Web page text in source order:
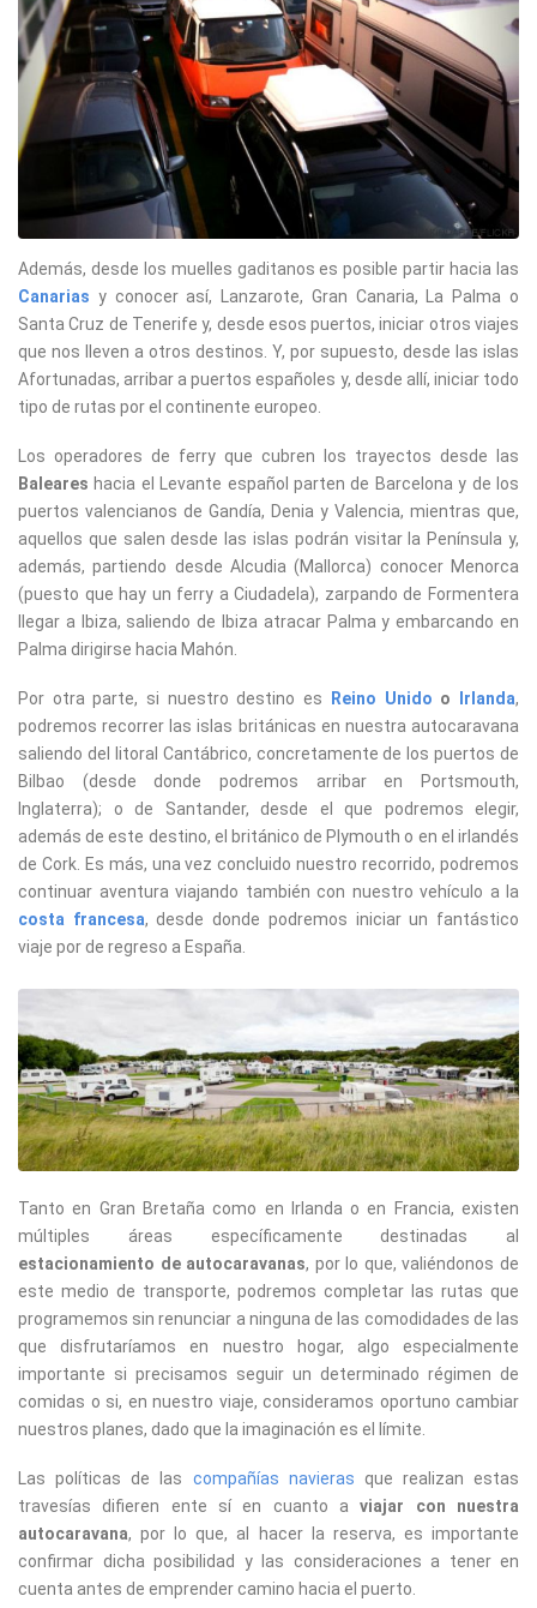
Además, desde los muelles gaditanos es posible partir hacia las
Canarias y conocer así, Lanzarote, Gran Canaria, La Palma o
Santa Cruz de Tenerife y, desde esos puertos, iniciar otros viajes
que nos lleven a otros destinos. Y, por supuesto, desde las islas
Afortunadas, arribar a puertos españoles y, desde allí, iniciar todo
tipo de rutas por el continente europeo.
Los operadores de ferry que cubren los trayectos desde las
Baleares hacia el Levante español parten de Barcelona y de los
puertos valencianos de Gandía, Denia y Valencia, mientras que,
aquellos que salen desde las islas podrán visitar la Península y,
además, partiendo desde Alcudia (Mallorca) conocer Menorca
(puesto que hay un ferry a Ciudadela), zarpando de Formentera
llegar a Ibiza, saliendo de Ibiza atracar Palma y embarcando en
Palma dirigirse hacia Mahón.
Por otra parte, si nuestro destino es Reino Unido o Irlanda,
podremos recorrer las islas británicas en nuestra autocaravana
saliendo del litoral Cantábrico, concretamente de los puertos de
Bilbao (desde donde podremos arribar en Portsmouth,
Inglaterra); o de Santander, desde el que podremos elegir,
además de este destino, el británico de Plymouth o en el irlandés
de Cork. Es más, una vez concluido nuestro recorrido, podremos
continuar aventura viajando también con nuestro vehículo a la
costa francesa, desde donde podremos iniciar un fantástico
viaje por de regreso a España.
Tanto en Gran Bretaña como en Irlanda o en Francia, existen
múltiples áreas específicamente destinadas al
estacionamiento de autocaravanas, por lo que, valiéndonos de
este medio de transporte, podremos completar las rutas que
programemos sin renunciar a ninguna de las comodidades de las
que disfrutaríamos en nuestro hogar, algo especialmente
importante si precisamos seguir un determinado régimen de
comidas o si, en nuestro viaje, consideramos oportuno cambiar
nuestros planes, dado que la imaginación es el límite.
Las políticas de las compañías navieras que realizan estas
travesías difieren ente sí en cuanto aviajar con nuestra
autocaravana, por lo que, al hacer la reserva, es importante
confirmar dicha posibilidad y las consideraciones a tener en
cuenta antes de emprender camino hacia el puerto.